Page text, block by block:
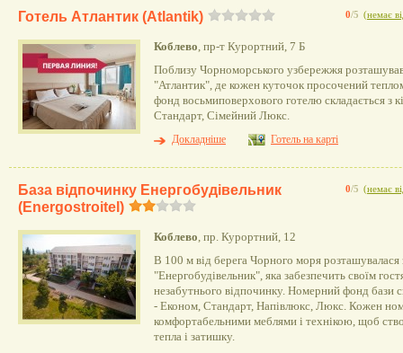
0/5 (немає
Готель Атлантик (Аtlantik)
Коблево, пр-т Курортний, 7 Б
Поблизу Чорноморського узбережжя
"Атлантик", де кожен куточок просочений
фонд восьмиповерхового готелю складається з
Стандарт, Сімейний Люкс.
Докладніше
Готель на карті
0/5 (немає
База відпочинку Енергобудівельник
(Energostroitel)
Коблево, пр. Курортний, 12
В 100 м від берега Чорного моря розташувалася
"Енергобудівельник", яка забезпечить своїм
незабутнього відпочинку. Номерний фонд бази
- Економ, Стандарт, Напівлюкс, Люкс. Кожен
комфортабельними меблями і технікою, щоб
тепла і затишку.